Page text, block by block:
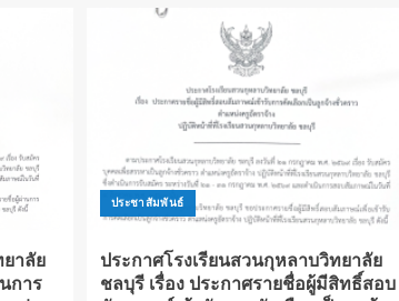
าลัย
การ
ประชาสัมพันธ์
ประกาศโรงเรียนสวนกุหลาบวิทยาลัย
ชลบุรี เรื่อง ประกาศรายชื่อผู้มีสิทธิ์สอบ